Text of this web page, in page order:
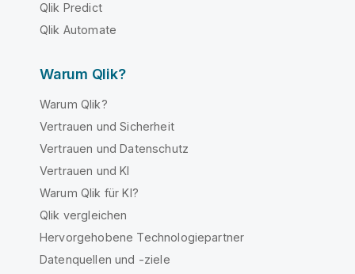
Qlik Predict
Qlik Automate
Warum Qlik?
Warum Qlik?
Vertrauen und Sicherheit
Vertrauen und Datenschutz
Vertrauen und KI
Warum Qlik für KI?
Qlik vergleichen
Hervorgehobene Technologiepartner
Datenquellen und -ziele